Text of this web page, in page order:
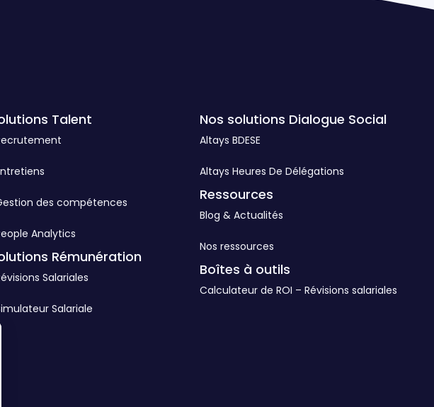
Talent
des compétences
Analytics
Rémunération
Salariales
Salariale
Nos solutions Dialogue Social
Altays BDESE
Altays Heures De Délégations
Ressources
Blog & Actualités
Nos ressources
Boîtes à outils
Calculateur de ROI – Révisions salariales